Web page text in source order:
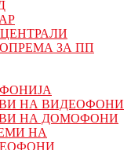
ЗА ПП
НА ВИДЕОФОНИ
НА ДОМОФОНИ
НА